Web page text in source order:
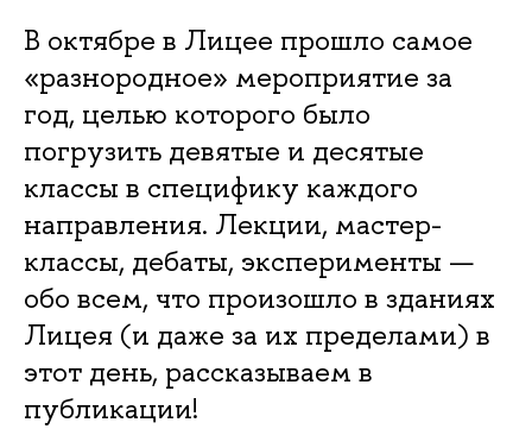
В октябре в Лицее прошло самое
«разнородное» мероприятие за
год, целью которого было
погрузить девятые и десятые
классы в специфику каждого
направления. Лекции, мастер-
классы, дебаты, эксперименты —
обо всем, что произошло в зданиях
Лицея (и даже за их пределами) в
этот день, рассказываем в
публикации!